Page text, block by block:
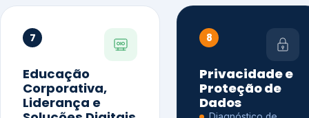
7
Educação
Corporativa,
Liderança e
8
Privacidade e
Proteção de
Dados